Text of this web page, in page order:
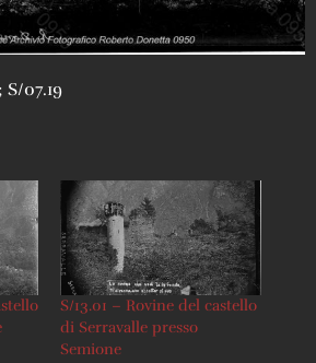
07.19
S/13.01 – Rovine del castello
di Serravalle presso
Semione